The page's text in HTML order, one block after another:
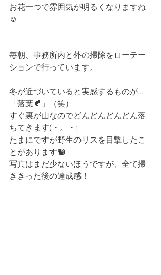
お花一つで雰囲気が明るくなりますね
☺
毎朝、事務所内と外の掃除をローテー
ションで行っています。
冬が近づいていると実感するものが...
「落葉🍂」（笑）
すぐ裏が山なのでどんどんどんどん落
ちてきます(・。・;
たまにですが野生のリスを目撃したこ
とがあります🐿
写真はまだ少ないほうですが、全て掃
ききった後の達成感！